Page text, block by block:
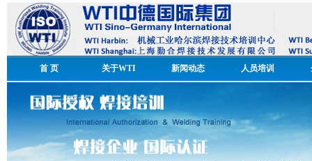
首 页 关于WTI 新闻动态 人员培训